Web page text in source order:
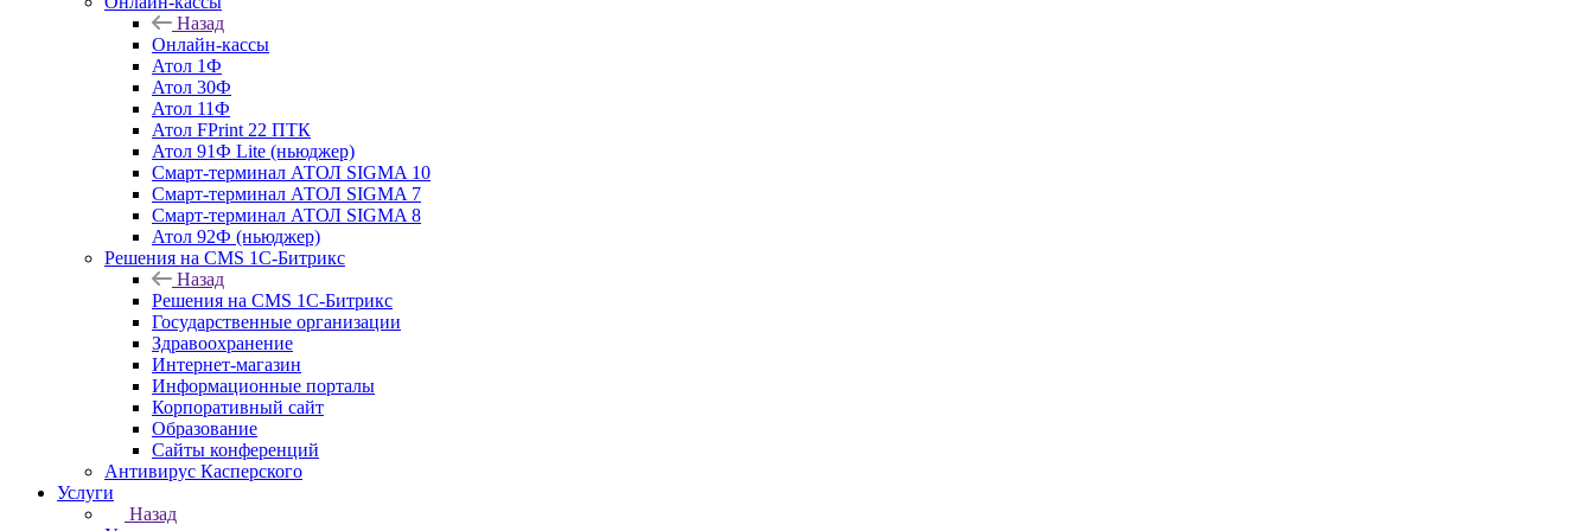
Назад
Онлайн-кассы
Атол 1Ф
Атол 30Ф
Атол 11Ф
Атол FPrint 22 ПТК
Атол 91Ф Lite (ньюджер)
Смарт-терминал АТОЛ SIGMA 10
Смарт-терминал АТОЛ SIGMA 7
Смарт-терминал АТОЛ SIGMA 8
Атол 92Ф (ньюджер)
Решения на CMS 1С-Битрикс
Назад
Решения на CMS 1С-Битрикс
Государственные организации
Здравоохранение
Интернет-магазин
Информационные порталы
Корпоративный сайт
Образование
Сайты конференций
Антивирус Касперского
Услуги
Назад